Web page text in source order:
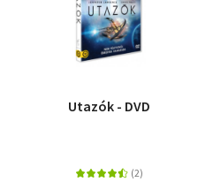
Utazók - DVD